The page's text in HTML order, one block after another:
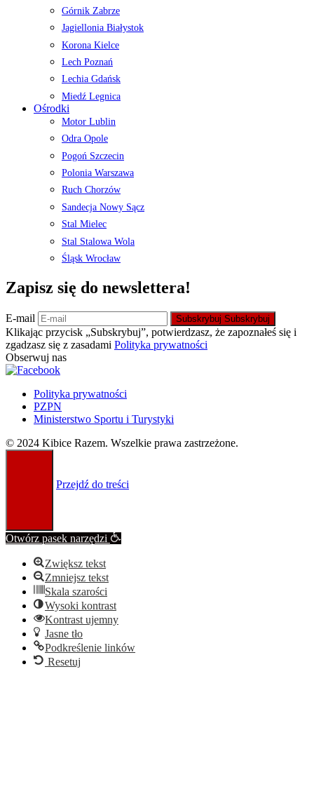
Górnik Zabrze
Jagiellonia Białystok
Korona Kielce
Lech Poznań
Lechia Gdańsk
Miedź Legnica
Ośrodki
Motor Lublin
Odra Opole
Pogoń Szczecin
Polonia Warszawa
Ruch Chorzów
Sandecja Nowy Sącz
Stal Mielec
Stal Stalowa Wola
Śląsk Wrocław
Zapisz się do newslettera!
E-mail Subskrybuj Subskrybuj
Klikając przycisk „Subskrybuj”, potwierdzasz, że zapoznałeś się i
zgadzasz się z zasadami Polityka prywatności
Obserwuj nas
Polityka prywatności
PZPN
Ministerstwo Sportu i Turystyki
© 2024 Kibice Razem. Wszelkie prawa zastrzeżone.
Przejdź do treści
Otwórz pasek narzędzi
Zwiększ tekst
Zmniejsz tekst
Skala szarości
Wysoki kontrast
Kontrast ujemny
Jasne tło
Podkreślenie linków
Resetuj